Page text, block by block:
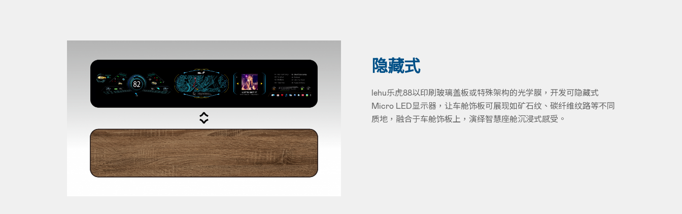
隐藏式
lehu乐虎88以印刷玻璃盖板或特殊架构的光学膜，开发可隐藏式
Micro LED显示器，让车舱饰板可展现如矿石纹、碳纤维纹路等不同
质地，融合于车舱饰板上，演绎智慧座舱沉浸式感受。